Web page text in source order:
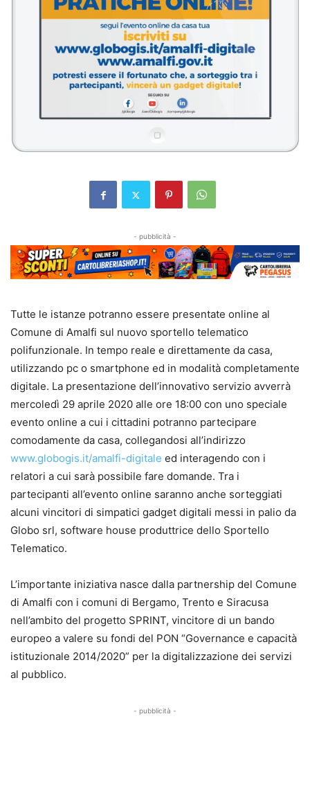
- pubblicità -
Tutte le istanze potranno essere presentate online al
Comune di Amalfi sul nuovo sportello telematico
polifunzionale. In tempo reale e direttamente da casa,
utilizzando pc o smartphone ed in modalità completamente
digitale. La presentazione dell’innovativo servizio avverrà
mercoledì 29 aprile 2020 alle ore 18:00 con uno speciale
evento online a cui i cittadini potranno partecipare
comodamente da casa, collegandosi all’indirizzo
www.globogis.it/amalfi-digitale ed interagendo con i
relatori a cui sarà possibile fare domande. Tra i
partecipanti all’evento online saranno anche sorteggiati
alcuni vincitori di simpatici gadget digitali messi in palio da
Globo srl, software house produttrice dello Sportello
Telematico.
L’importante iniziativa nasce dalla partnership del Comune
di Amalfi con i comuni di Bergamo, Trento e Siracusa
nell’ambito del progetto SPRINT, vincitore di un bando
europeo a valere su fondi del PON “Governance e capacità
istituzionale 2014/2020” per la digitalizzazione dei servizi
al pubblico.
- pubblicità -